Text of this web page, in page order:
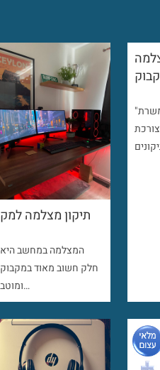
תיקון מצלמה למק
המצלמה במחשב היא
חלק חשוב מאוד במקבוק
ומוטב…
"אתר המסכים" משרת